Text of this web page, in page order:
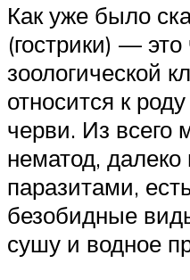
Как уже было
(гострики) —
зоологической
относится к
черви. Из всего
нематод,
паразитами,
безобидные
сушу и водное